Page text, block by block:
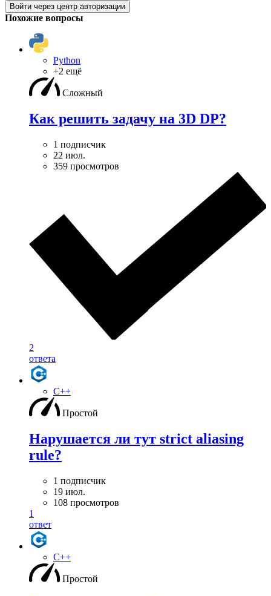
Войти через центр авторизации
Похожие вопросы
Python
+2 ещё
Сложный
Как решить задачу на 3D DP?
1 подписчик
22 июл.
359 просмотров
2
ответа
C++
Простой
Нарушается ли тут strict aliasing
rule?
1 подписчик
19 июл.
108 просмотров
1
ответ
C++
Простой